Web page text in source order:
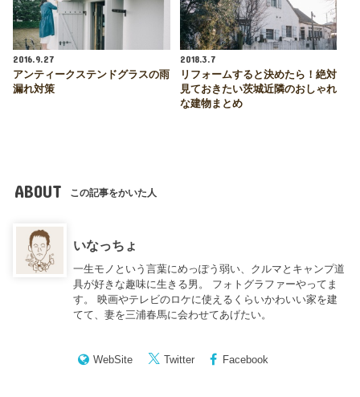
2016.9.27
アンティークステンドグラスの雨
漏れ対策
2018.3.7
リフォームすると決めたら！絶対
見ておきたい茨城近隣のおしゃれ
な建物まとめ
ABOUT この記事をかいた人
いなっちょ
一生モノという言葉にめっぽう弱い、クルマとキャンプ道
具が好きな趣味に生きる男。 フォトグラファーやってま
す。 映画やテレビのロケに使えるくらいかわいい家を建
てて、妻を三浦春馬に会わせてあげたい。
WebSite Twitter Facebook